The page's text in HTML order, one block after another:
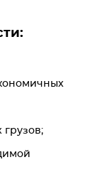
грузов;